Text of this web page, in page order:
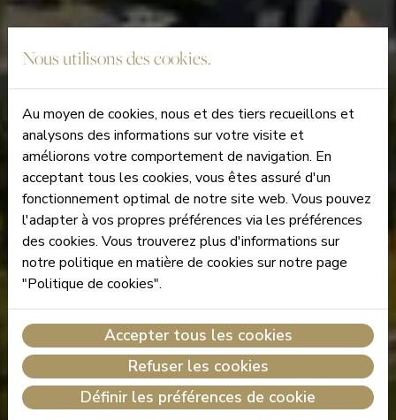
Nous utilisons des cookies.
Au moyen de cookies, nous et des tiers recueillons et
analysons des informations sur votre visite et
améliorons votre comportement de navigation. En
acceptant tous les cookies, vous êtes assuré d'un
fonctionnement optimal de notre site web. Vous pouvez
l'adapter à vos propres préférences via les préférences
des cookies. Vous trouverez plus d'informations sur
notre politique en matière de cookies sur notre page
"Politique de cookies".
Accepter tous les cookies
Refuser les cookies
Définir les préférences de cookie